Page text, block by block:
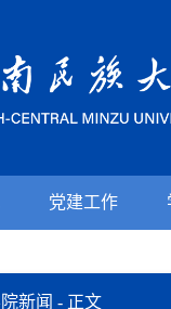
党建工作
新闻 - 正文